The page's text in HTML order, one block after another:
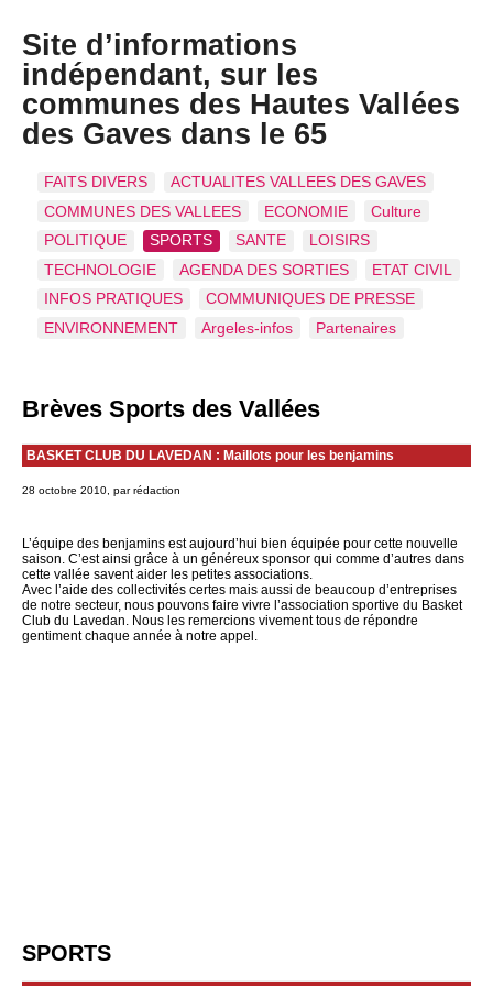
Site d’informations
indépendant, sur les
communes des Hautes Vallées
des Gaves dans le 65
FAITS DIVERS
ACTUALITES VALLEES DES GAVES
COMMUNES DES VALLEES
ECONOMIE
Culture
POLITIQUE
SPORTS SANTE
LOISIRS
TECHNOLOGIE
AGENDA DES SORTIES
ETAT CIVIL
INFOS PRATIQUES
COMMUNIQUES DE PRESSE
ENVIRONNEMENT
Argeles-infos Partenaires
Brèves Sports des Vallées
BASKET CLUB DU LAVEDAN : Maillots pour les benjamins
28 octobre 2010, par rédaction
L’équipe des benjamins est aujourd’hui bien équipée pour cette nouvelle
saison. C’est ainsi grâce à un généreux sponsor qui comme d’autres dans
cette vallée savent aider les petites associations.
Avec l’aide des collectivités certes mais aussi de beaucoup d’entreprises
de notre secteur, nous pouvons faire vivre l’association sportive du Basket
Club du Lavedan. Nous les remercions vivement tous de répondre
gentiment chaque année à notre appel.
SPORTS